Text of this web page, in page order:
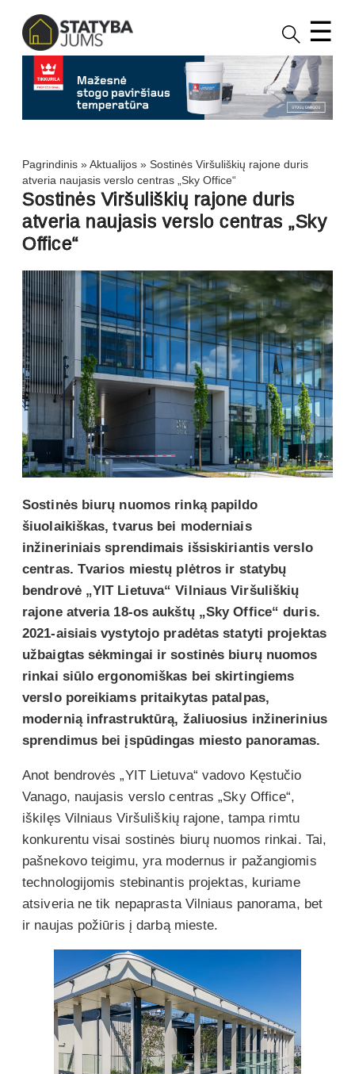
☰
Pagrindinis »Aktualijos » Sostinės Viršuliškių rajone duris
atveria naujasis verslo centras „Sky Office“
Sostinės Viršuliškių rajone duris
atveria naujasis verslo centras „Sky
Office“
Sostinės biurų nuomos rinką papildo
šiuolaikiškas, tvarus bei moderniais
inžineriniais sprendimais išsiskiriantis verslo
centras. Tvarios miestų plėtros ir statybų
bendrovė „YIT Lietuva“ Vilniaus Viršuliškių
rajone atveria 18-os aukštų „Sky Office“ duris.
2021-aisiais vystytojo pradėtas statyti projektas
užbaigtas sėkmingai ir sostinės biurų nuomos
rinkai siūlo ergonomiškas bei skirtingiems
verslo poreikiams pritaikytas patalpas,
modernią infrastruktūrą, žaliuosius inžinerinius
sprendimus bei įspūdingas miesto panoramas.
Anot bendrovės „YIT Lietuva“ vadovo Kęstučio
Vanago, naujasis verslo centras „Sky Office“,
iškilęs Vilniaus Viršuliškių rajone, tampa rimtu
konkurentu visai sostinės biurų nuomos rinkai. Tai,
pašnekovo teigimu, yra modernus ir pažangiomis
technologijomis stebinantis projektas, kuriame
atsiveria ne tik nepaprasta Vilniaus panorama, bet
ir naujas požiūris į darbą mieste.